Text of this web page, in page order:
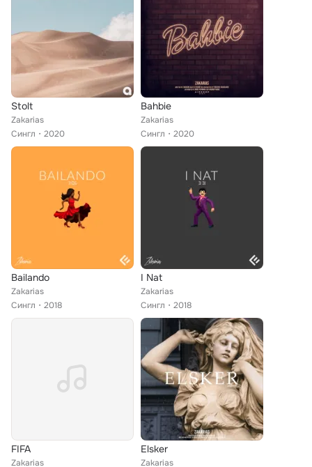
Stolt
Zakarias
Сингл
2020
Bahbie
Zakarias
Сингл
2020
Bailando
Zakarias
Сингл
2018
I Nat
Zakarias
Сингл
2018
FIFA
Zakarias
Elsker
Zakarias